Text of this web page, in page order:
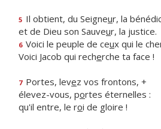
5 Il obtient, du Seigneur, la
et de Dieu son Sauveur, la justice.
6 Voici le peuple de ceux qui le
Voici Jacob qui recherche ta face !
7 Portes, levez vos frontons, +
élevez-vous, portes éternelles :
qu'il entre, le roi de gloire !